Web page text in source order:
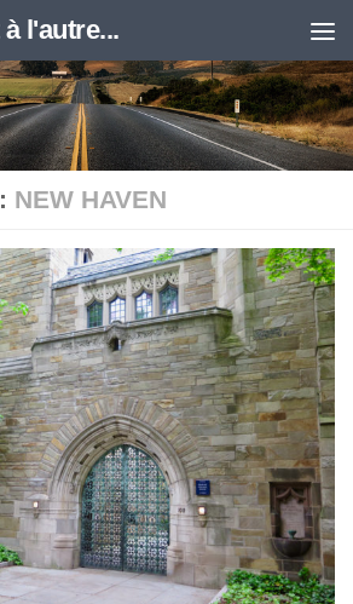
l'autre...
NEW HAVEN